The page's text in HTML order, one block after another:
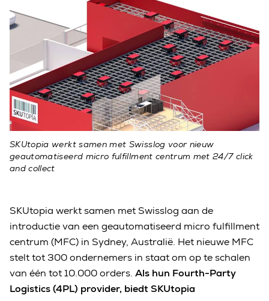
SKUtopia werkt samen met Swisslog voor nieuw
geautomatiseerd micro fulfillment centrum met 24/7 click
and collect
SKUtopia werkt samen met Swisslog aan de
introductie van een geautomatiseerd micro fulfillment
centrum (MFC) in Sydney, Australië. Het nieuwe MFC
stelt tot 300 ondernemers in staat om op te schalen
van één tot 10.000 orders. Als hun Fourth-Party
Logistics (4PL) provider, biedt SKUtopia